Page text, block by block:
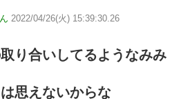
2022/04/26(火) 15:39:30.26
り合いしてるようなみみ
思えないからな